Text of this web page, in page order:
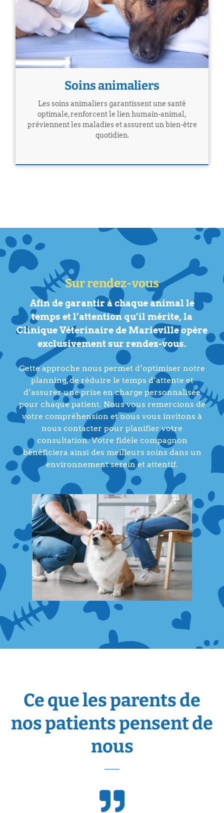
Soins animaliers
Les soins animaliers garantissent une santé
optimale, renforcent le lien humain-animal,
préviennent les maladies et assurent un bien-être
quotidien.
Sur rendez-vous
Afin de garantir à chaque animal le
temps et l’attention qu’il mérite, la
Clinique Vétérinaire de Marieville opère
exclusivement sur rendez-vous.
Cette approche nous permet d’optimiser notre
planning, de réduire le temps d’attente et
d’assurer une prise en charge personnalisée
pour chaque patient. Nous vous remercions de
votre compréhension et nous vous invitons à
nous contacter pour planifier votre
consultation. Votre fidèle compagnon
bénéficiera ainsi des meilleurs soins dans un
environnement serein et attentif.
Ce que les parents de
nos patients pensent de
nous